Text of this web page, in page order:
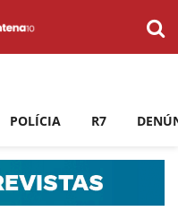
POLÍCIA R7